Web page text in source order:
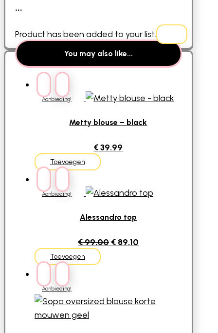
...
Product has been added to your list.
You may also like...
Aanbieding!
Metty blouse – black
€39.99
Toevoegen
Aanbieding!
Alessandro top
€99.00 Oorspronkelijke
€89.10Huidige
Toevoegen
Aanbieding!